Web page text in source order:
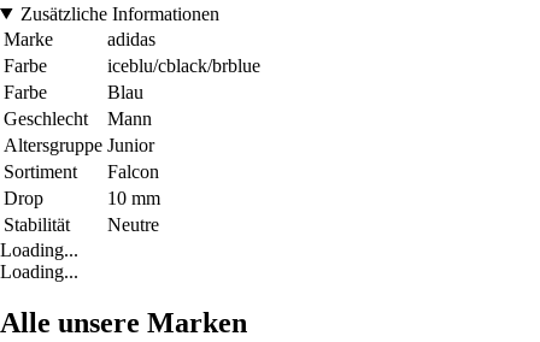
Zusätzliche Informationen
Marke
adidas
Farbe
iceblu/cblack/brblue
Farbe
Blau
Geschlecht
Mann
Altersgruppe Junior
Sortiment
Falcon
Drop
10 mm
Stabilität
Neutre
Loading...
Loading...
Alle unsere Marken